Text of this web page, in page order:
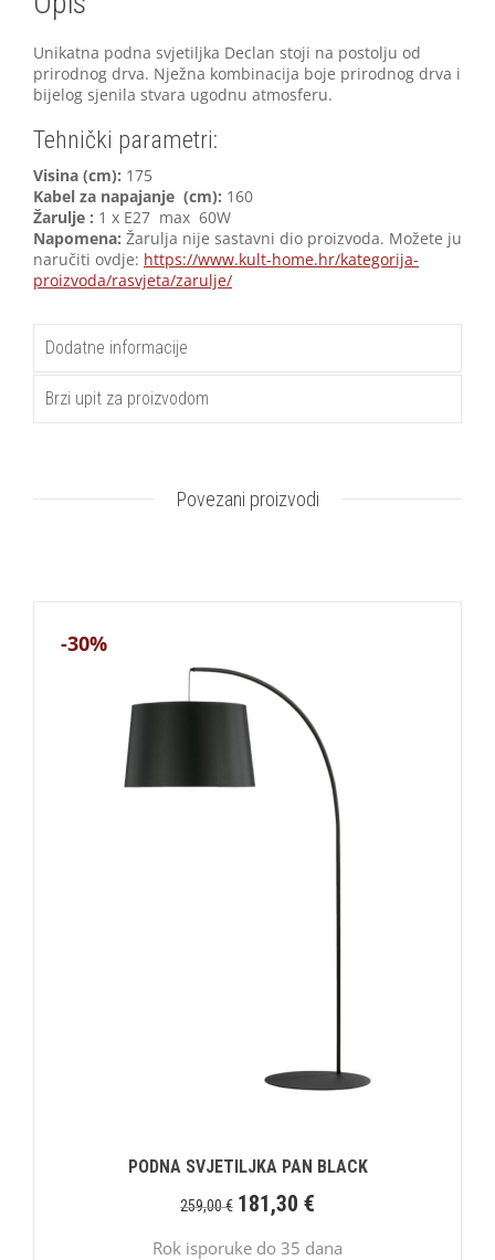
Unikatna podna svjetiljka Declan stoji na postolju od
prirodnog drva. Nježna kombinacija boje prirodnog drva i
bijelog sjenila stvara ugodnu atmosferu.
Tehnički parametri:
Visina (cm): 175
Kabel za napajanje (cm): 160
Žarulje : 1 x E27 max 60W
Napomena: Žarulja nije sastavni dio proizvoda. Možete ju
naručiti ovdje: https://www.kult-home.hr/kategorija-
proizvoda/rasvjeta/zarulje/
Dodatne informacije
Brzi upit za proizvodom
Povezani proizvodi
-30%
PODNA SVJETILJKA PAN BLACK
259,00€ 181,30 €
Rok isporuke do 35 dana